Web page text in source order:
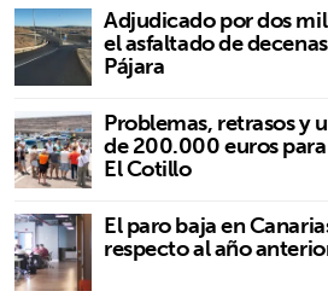
Adjudicado por dos
el asfaltado de
Pájara
Problemas, retrasos y
de 200.000 euros
El Cotillo
El paro baja en
respecto al año